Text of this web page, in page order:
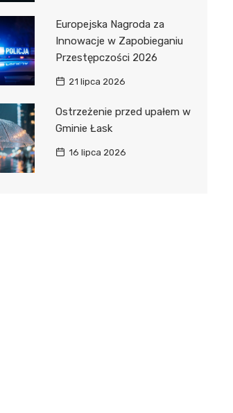
Europejska Nagroda za
Innowacje w Zapobieganiu
Przestępczości 2026
21 lipca 2026
Ostrzeżenie przed upałem w
Gminie Łask
16 lipca 2026